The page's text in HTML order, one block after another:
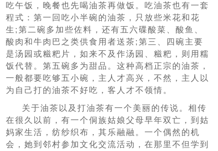
吃午饭，晚餐也先喝油茶再做饭。吃油茶也有一套
程式：第一回吃小半碗的油茶，只放些米花和花
生;第二碗多加些佐料，还有五六碟酸菜、酸鱼、
酸肉和牛肉巴之类供食用者送茶;第三、四碗主要
是汤园或糍粑片，如来不及作汤园、糍粑，则用糯
饭代替。第五碗多为甜品。这种高档正宗的油茶，
一般都要吃够五小碗，主人才高兴，不然，主人以
为自己打的油茶不好吃，客人才不领情。
关于油茶以及打油茶有一个美丽的传说。相传
在很久以前，有一个侗族姑娘父母早年双亡，到姑
妈家生活，纺纱织布，其乐融融。一个偶然的机
会，她到邻村参加文化交流活动，在那里不但学到